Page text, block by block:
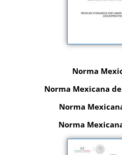
Norma
Norma Mexicana
Norma
Norma